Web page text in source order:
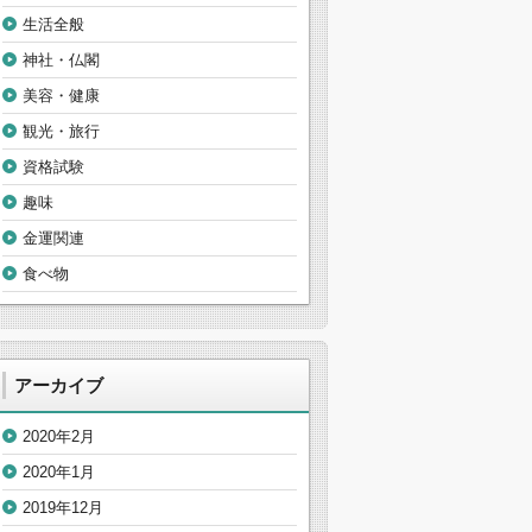
生活全般
神社・仏閣
美容・健康
観光・旅行
資格試験
趣味
金運関連
食べ物
アーカイブ
2020年2月
2020年1月
2019年12月